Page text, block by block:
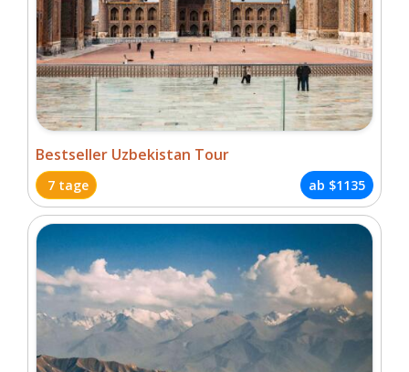
Bestseller Uzbekistan Tour
7 tage ab $1135